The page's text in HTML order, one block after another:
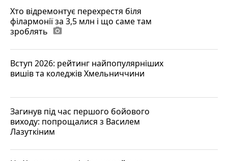
Хто відремонтує перехрестя біля
філармонії за 3,5 млн і що саме там
зроблять photo_camera
Вступ 2026: рейтинг найпопулярніших
вишів та коледжів Хмельниччини
Загинув під час першого бойового
виходу: попрощалися з Василем
Лазуткіним